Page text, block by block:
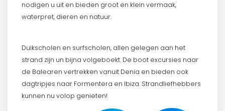
nodigen u uit en bieden groot en klein vermaak,
waterpret, dieren en natuur.
Duikscholen en surfscholen, allen gelegen aan het
strand zijn un bijna volgeboekt. De boot excursies naar
de Balearen vertrekken vanuit Denia en bieden ook
dagtripjes naar Formentera en Ibiza. Strandliefhebbers
kunnen nu volop genieten!